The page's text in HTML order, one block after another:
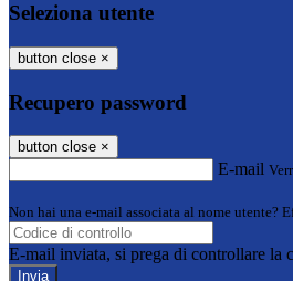
Seleziona utente
button close ×
Recupero password
button close ×
E-mail
Non hai una e-mail associata al nome utente?
E-mail inviata, si prega di controllare la